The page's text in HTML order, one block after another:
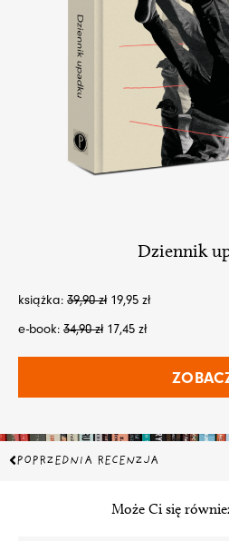
Dziennik
książka: 39,90zł 19,95 zł
e-book: 34,90zł 17,45 zł
Prev
POPRZEDNIA RECENZJA
Może Ci się